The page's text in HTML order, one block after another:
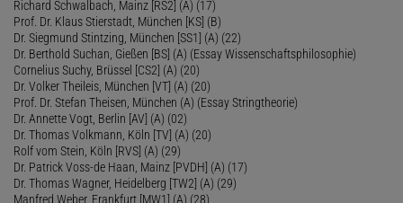
Richard Schwalbach, Mainz [RS2] (A) (17)
Prof. Dr. Klaus Stierstadt, München [KS] (B)
Dr. Siegmund Stintzing, München [SS1] (A) (22)
Dr. Berthold Suchan, Gießen [BS] (A) (Essay Wissenschaftsphilosophie)
Cornelius Suchy, Brüssel [CS2] (A) (20)
Dr. Volker Theileis, München [VT] (A) (20)
Prof. Dr. Stefan Theisen, München (A) (Essay Stringtheorie)
Dr. Annette Vogt, Berlin [AV] (A) (02)
Dr. Thomas Volkmann, Köln [TV] (A) (20)
Rolf vom Stein, Köln [RVS] (A) (29)
Dr. Patrick Voss-de Haan, Mainz [PVDH] (A) (17)
Dr. Thomas Wagner, Heidelberg [TW2] (A) (29)
Manfred Weber, Frankfurt [MW1] (A) (28)